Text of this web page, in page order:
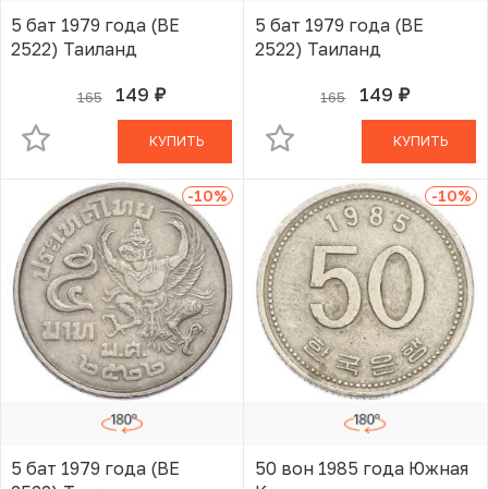
5 бат 1979 года (BE
2522) Таиланд
165 149 руб.
В КОРЗИНЕ
КУПИТЬ
5 бат 1979 года (BE
2522) Таиланд
165 149 руб.
В КОРЗИНЕ
КУПИТЬ
-10%
5 бат 1979 года (BE
-10%
50 вон 1985 года Южная